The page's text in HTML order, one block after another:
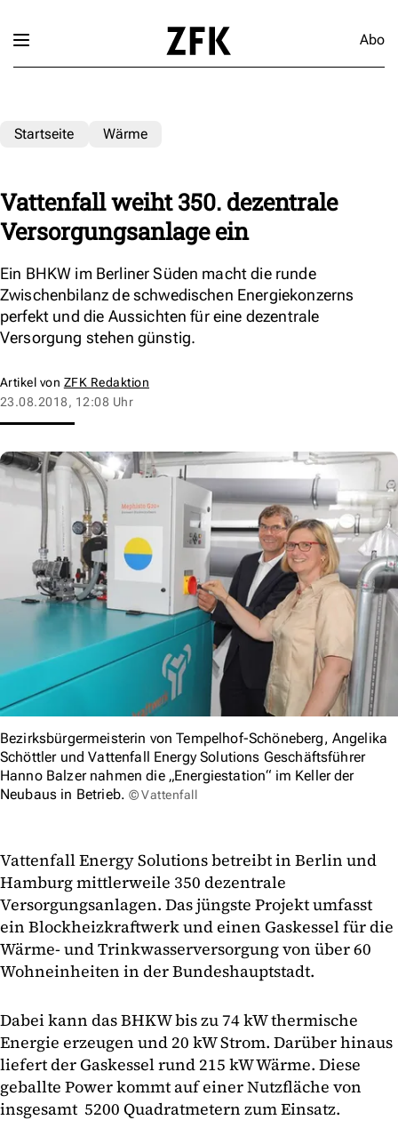
Abo
Startseite Wärme
Vattenfall weiht 350. dezentrale
Versorgungsanlage ein
Ein BHKW im Berliner Süden macht die runde
Zwischenbilanz de schwedischen Energiekonzerns
perfekt und die Aussichten für eine dezentrale
Versorgung stehen günstig.
Artikel von ZFK Redaktion
23.08.2018, 12:08 Uhr
Bezirksbürgermeisterin von Tempelhof-Schöneberg, Angelika
Schöttler und Vattenfall Energy Solutions Geschäftsführer
Hanno Balzer nahmen die „Energiestation“ im Keller der
Neubaus in Betrieb. © Vattenfall
Vattenfall Energy Solutions betreibt in Berlin und
Hamburg mittlerweile 350 dezentrale
Versorgungsanlagen. Das jüngste Projekt umfasst
ein Blockheizkraftwerk und einen Gaskessel für die
Wärme- und Trinkwasserversorgung von über 60
Wohneinheiten in der Bundeshauptstadt.
Dabei kann das BHKW bis zu 74 kW thermische
Energie erzeugen und 20 kW Strom. Darüber hinaus
liefert der Gaskessel rund 215 kW Wärme. Diese
geballte Power kommt auf einer Nutzfläche von
insgesamt 5200 Quadratmetern zum Einsatz.